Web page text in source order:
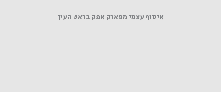
איסוף עצמי מפארק אפק בראש העין